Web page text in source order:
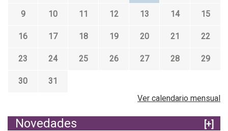
9 10 11 12 13 14 15
16 17 18 19 20 21 22
23 24 25 26 27 28 29
30
31
Ver calendario mensual
Novedades
[+]